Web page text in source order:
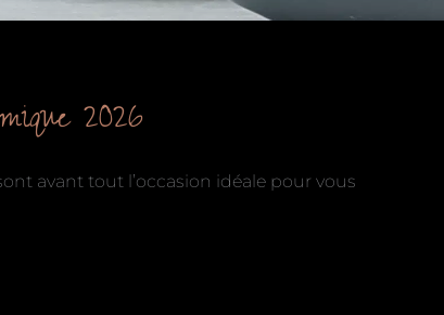
2026
avant tout l’occasion idéale pour vous